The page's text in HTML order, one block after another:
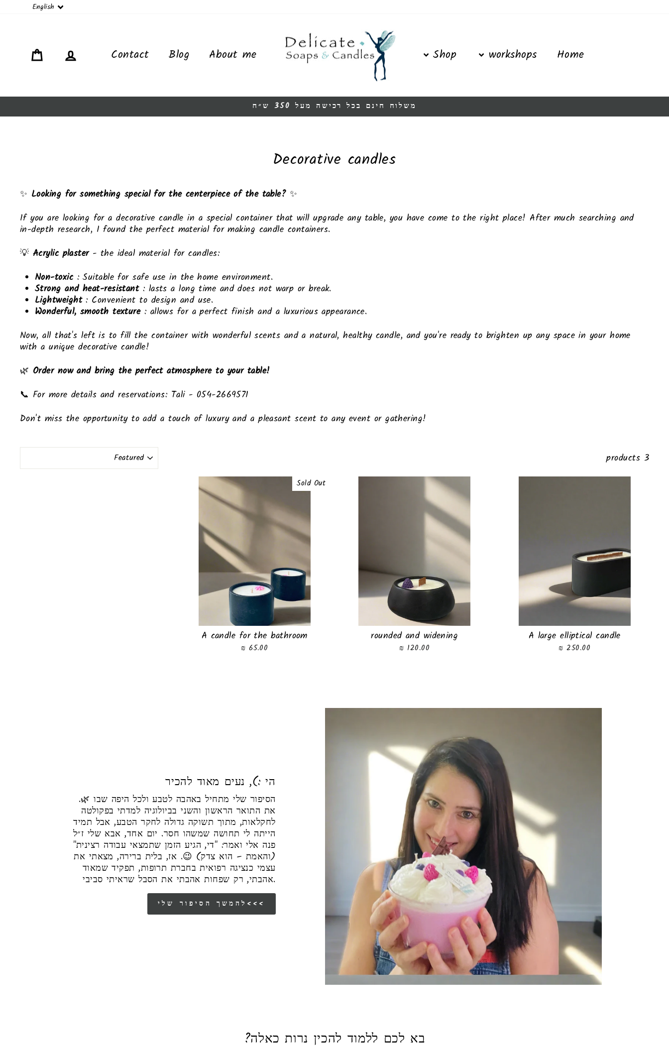
Language
English
Home
workshops
Shop
About me
Blog
Contact
Log in
Pause
משלוח חינם בכל רכישה מעל 350 ש״ח
Decorative candles
✨ Looking for something special for the centerpiece of the table?✨
If you are looking for a decorative candle in a special container that will upgrade any table, you have come to the right place! After much searching and
in-depth research, I found the perfect material for making candle containers.
💡 Acrylic plaster- the ideal material for candles:
Non-toxic: Suitable for safe use in the home environment.
Strong and heat-resistant: lasts a long time and does not warp or break.
Lightweight: Convenient to design and use.
Wonderful, smooth texture: allows for a perfect finish and a luxurious appearance.
Now, all that's left is to fill the container with wonderful scents and a natural, healthy candle, and you're ready to brighten up any space in your home
with a unique decorative candle!
🌿 Order now and bring the perfect atmosphere to your table!
📞 For more details and reservations: Tali - 054-2669571
Don't miss the opportunity to add a touch of luxury and a pleasant scent to any event or gathering!
3 products
SORT
A large elliptical candle
250.00 ₪
rounded and widening
120.00 ₪
Sold Out
A candle for the bathroom
65.00 ₪
הי :), נעים מאוד להכיר
הסיפור שלי מתחיל באהבה לטבע ולכל היפה שבו 🌿.
את התואר הראשון והשני בביולוגיה למדתי בפקולטה
לחקלאות, מתוך תשוקה גדולה לחקר הטבע, אבל תמיד
הייתה לי תחושה שמשהו חסר. יום אחד, אבא שלי ז״ל
פנה אלי ואמר: "די, הגיע הזמן שתמצאי עבודה רצינית"
(והאמת – הוא צדק) 😉. אז, בלית ברירה, מצאתי את
עצמי כנציגה רפואית בחברת תרופות, תפקיד שמאוד
אהבתי, רק שפחות אהבתי את הסבל שראיתי סביבי.
להמשך הסיפור שלי<<<
בא לכם ללמוד להכין נרות כאלה?